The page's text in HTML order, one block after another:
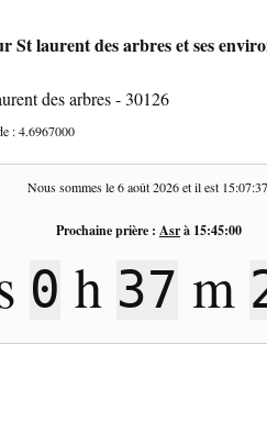
St laurent des arbres et ses
des arbres - 30126
:4.6967000
Nous sommes le6 août 2026et il est 15:07:38
Prochaine prière : Asrà 15:45:00
0 h 37 m